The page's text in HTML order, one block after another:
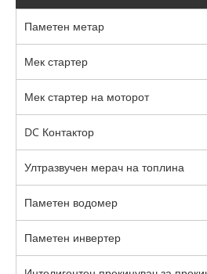
Паметен метар
Мек стартер
Мек стартер на моторот
DC Контактор
Ултразвучен мерач на топлина
Паметен водомер
Паметен инвертер